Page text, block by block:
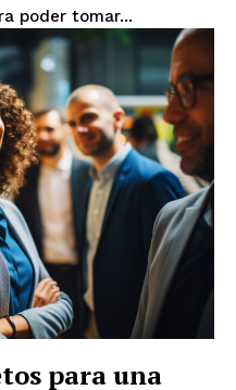
poder tomar...
para una